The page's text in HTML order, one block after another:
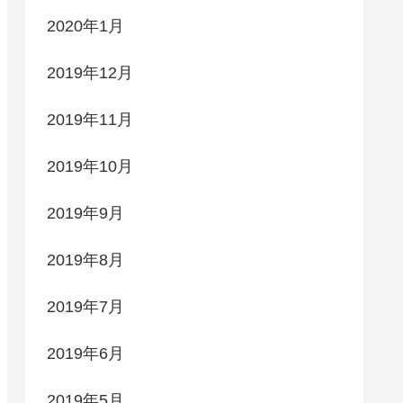
2020年1月
2019年12月
2019年11月
2019年10月
2019年9月
2019年8月
2019年7月
2019年6月